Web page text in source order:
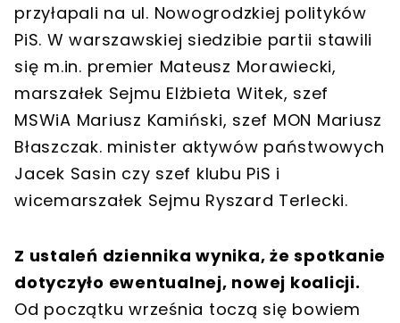
przyłapali na ul. Nowogrodzkiej polityków
PiS. W warszawskiej siedzibie partii stawili
się m.in. premier Mateusz Morawiecki,
marszałek Sejmu Elżbieta Witek, szef
MSWiA Mariusz Kamiński, szef MON Mariusz
Błaszczak. minister aktywów państwowych
Jacek Sasin czy szef klubu PiS i
wicemarszałek Sejmu Ryszard Terlecki.
Z ustaleń dziennika wynika, że spotkanie
dotyczyło ewentualnej, nowej koalicji.
Od początku września toczą się bowiem